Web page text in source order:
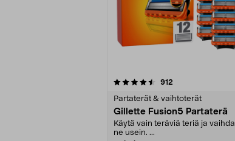
912
Partaterät & vaihtoterät
Gillette Fusion5 Partaterä
Käytä vain teräviä teriä ja vaihda
ne usein. ...
4.5viidestä